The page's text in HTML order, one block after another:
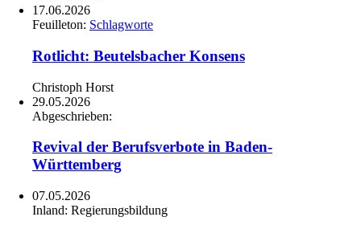
17.06.2026
Feuilleton: Schlagworte
Rotlicht: Beutelsbacher Konsens
Christoph Horst
29.05.2026
Abgeschrieben:
Revival der Berufsverbote in Baden-
Württemberg
07.05.2026
Inland: Regierungsbildung